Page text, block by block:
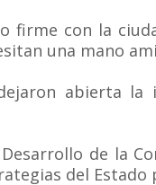
firme con la
una mano
abierta
de la
del